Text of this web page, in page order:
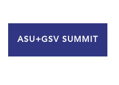
ASU+GSV SUMMIT